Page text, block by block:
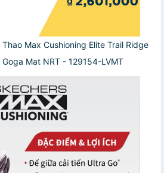
Max Cushioning Elite Trail Ridge
Mat NRT - 129154-LVMT